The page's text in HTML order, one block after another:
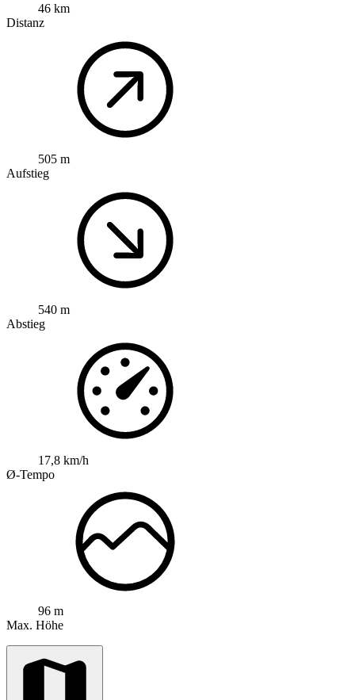
46 km
Distanz
505 m
Aufstieg
540 m
Abstieg
17,8 km/h
Ø-Tempo
96 m
Max. Höhe